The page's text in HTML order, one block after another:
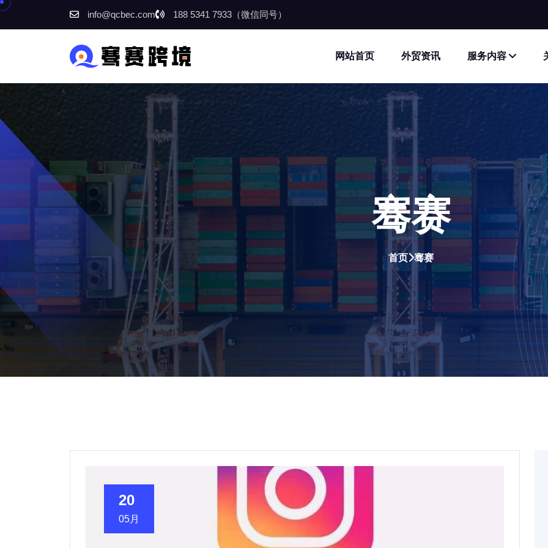
info@qcbec.com 188 5341 7933（微信同号）
网站首页 外贸资讯 服务内容
骞赛
首页 骞赛
20
05月